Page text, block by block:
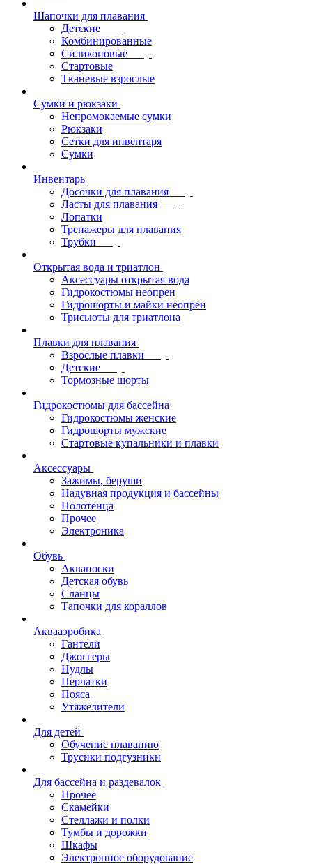
Шапочки для плавания
Детские
Комбинированные
Силиконовые
Стартовые
Тканевые взрослые
Сумки и рюкзаки
Непромокаемые сумки
Рюкзаки
Сетки для инвентаря
Сумки
Инвентарь
Досочки для плавания
Ласты для плавания
Лопатки
Тренажеры для плавания
Трубки
Открытая вода и триатлон
Аксессуары открытая вода
Гидрокостюмы неопрен
Гидрошорты и майки неопрен
Трисьюты для триатлона
Плавки для плавания
Взрослые плавки
Детские
Тормозные шорты
Гидрокостюмы для бассейна
Гидрокостюмы женские
Гидрошорты мужские
Стартовые купальники и плавки
Аксессуары
Зажимы, беруши
Надувная продукция и бассейны
Полотенца
Прочее
Электроника
Обувь
Акваноски
Детская обувь
Сланцы
Тапочки для кораллов
Аквааэробика
Гантели
Джоггеры
Нудлы
Перчатки
Пояса
Утяжелители
Для детей
Обучение плаванию
Трусики подгузники
Для бассейна и раздевалок
Прочее
Скамейки
Стеллажи и полки
Тумбы и дорожки
Шкафы
Электронное оборудование